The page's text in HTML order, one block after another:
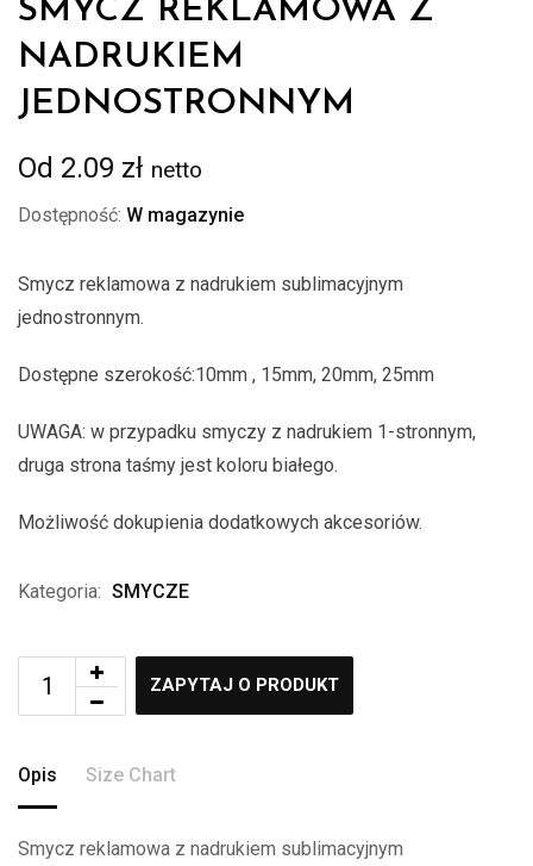
SMYCZ REKLAMOWA Z
NADRUKIEM
JEDNOSTRONNYM
Od 2.09 zł netto
Dostępność: W magazynie
Smycz reklamowa z nadrukiem sublimacyjnym
jednostronnym.
Dostępne szerokość:10mm , 15mm, 20mm, 25mm
UWAGA: w przypadku smyczy z nadrukiem 1-stronnym,
druga strona taśmy jest koloru białego.
Możliwość dokupienia dodatkowych akcesoriów.
Kategoria: SMYCZE
ZAPYTAJ O PRODUKT
Opis Size Chart
Smycz reklamowa z nadrukiem sublimacyjnym